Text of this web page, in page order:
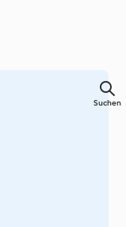
Suchen